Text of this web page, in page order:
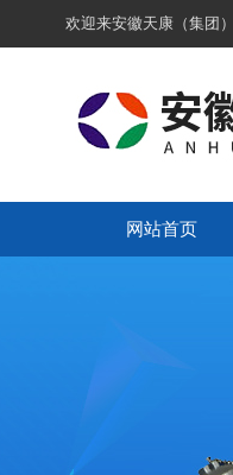
欢迎来安徽天康（集团
网站首页